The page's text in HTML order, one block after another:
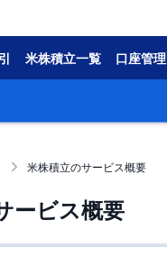
米株積立一覧 口座管理
米株積立のサービス概要
ービス概要